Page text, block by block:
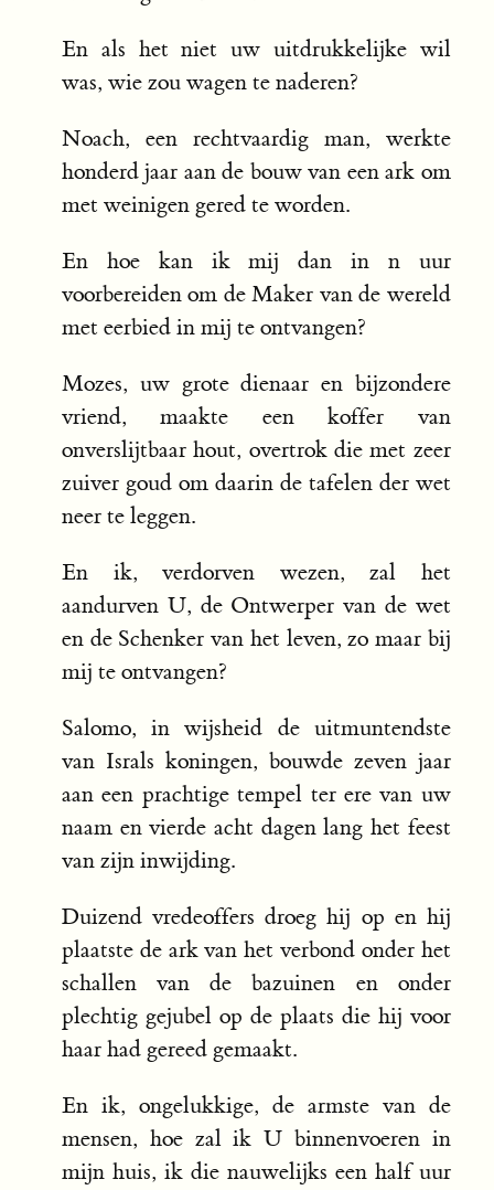
En als het niet uw uitdrukkelijke wil
was, wie zou wagen te naderen?
Noach, een rechtvaardig man, werkte
honderd jaar aan de bouw van een ark om
met weinigen gered te worden.
En hoe kan ik mij dan in n uur
voorbereiden om de Maker van de wereld
met eerbied in mij te ontvangen?
Mozes, uw grote dienaar en bijzondere
vriend, maakte een koffer van
onverslijtbaar hout, overtrok die met zeer
zuiver goud om daarin de tafelen der wet
neer te leggen.
En ik, verdorven wezen, zal het
aandurven U, de Ontwerper van de wet
en de Schenker van het leven, zo maar bij
mij te ontvangen?
Salomo, in wijsheid de uitmuntendste
van Israls koningen, bouwde zeven jaar
aan een prachtige tempel ter ere van uw
naam en vierde acht dagen lang het feest
van zijn inwijding.
Duizend vredeoffers droeg hij op en hij
plaatste de ark van het verbond onder het
schallen van de bazuinen en onder
plechtig gejubel op de plaats die hij voor
haar had gereed gemaakt.
En ik, ongelukkige, de armste van de
mensen, hoe zal ik U binnenvoeren in
mijn huis, ik die nauwelijks een half uur